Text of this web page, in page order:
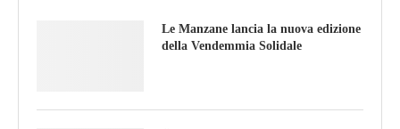
Le Manzane lancia la nuova edizione
della Vendemmia Solidale